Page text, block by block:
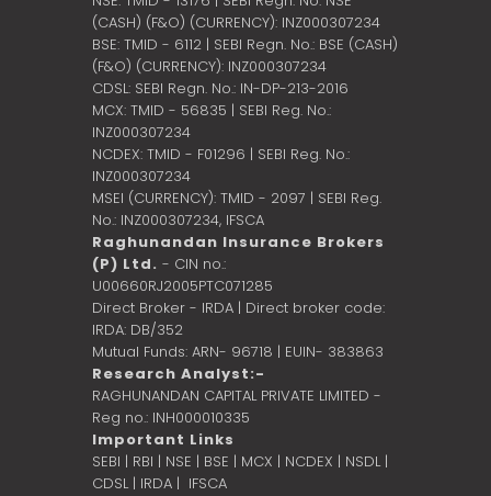
(CASH) (F&O) (CURRENCY): INZ000307234
BSE: TMID - 6112 | SEBI Regn. No.: BSE (CASH)
(F&O) (CURRENCY): INZ000307234
CDSL: SEBI Regn. No.: IN-DP-213-2016
MCX: TMID - 56835 | SEBI Reg. No.:
INZ000307234
NCDEX: TMID - F01296 | SEBI Reg. No.:
INZ000307234
MSEI (CURRENCY): TMID - 2097 | SEBI Reg.
No.: INZ000307234, IFSCA
Raghunandan Insurance Brokers
(P) Ltd. - CIN no.:
U00660RJ2005PTC071285
Direct Broker - IRDA | Direct broker code:
IRDA: DB/352
Mutual Funds: ARN- 96718 | EUIN- 383863
Research Analyst:-
RAGHUNANDAN CAPITAL PRIVATE LIMITED -
Reg no.: INH000010335
Important Links
SEBI | RBI | NSE | BSE | MCX | NCDEX | NSDL |
CDSL| IRDA | IFSCA